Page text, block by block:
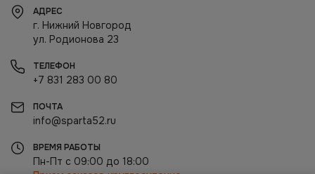
АДРЕС
г. Нижний Новгород
ул. Родионова 23
ТЕЛЕФОН
+7 831 283 00 80
ПОЧТА
info@sparta52.ru
ВРЕМЯ РАБОТЫ
Пн-Пт с 09:00 до 18:00